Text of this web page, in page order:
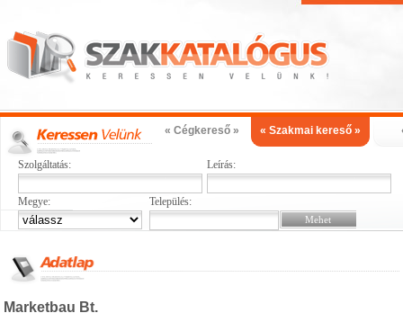
« Cégkereső » « Szakmai kereső »
Szolgáltatás: Leírás:
Megye: Település:
Marketbau Bt.